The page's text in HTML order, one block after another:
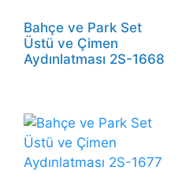
Bahçe ve Park Set
Üstü ve Çimen
Aydınlatması 2S-1668